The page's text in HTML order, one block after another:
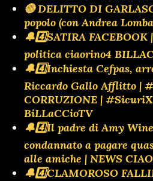
🔴 DELITTO DI
popolo (con Andrea
🔔4️⃣SATIRA
politica ciaorino4
🔔4️⃣Inchiesta Cefpas,
Riccardo Gallo Afflitto |
CORRUZIONE |
BiLLaCCioTV
🔔4️⃣Il padre di Amy
condannato a pagare
alle amiche | NEWS
🔔4️⃣CLAMOROSO